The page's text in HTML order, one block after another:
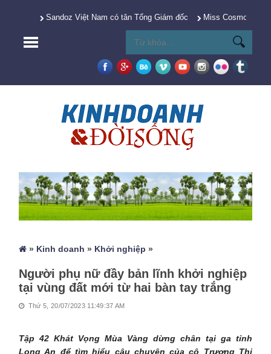
Sandoz Việt Nam có tân Tổng Giám đốc Miss Cosmo 2025
» Kinh doanh » Khởi nghiệp »
Người phụ nữ đầy bản lĩnh khởi nghiệp
tại vùng đất mới từ hai bàn tay trắng
Thứ 5, 20/07/2023 11:49:37 AM
Tập 42 Khát Vọng Mùa Vàng dừng chân tại ga tỉnh
Long An để tìm hiểu câu chuyện của cô Trương Thị